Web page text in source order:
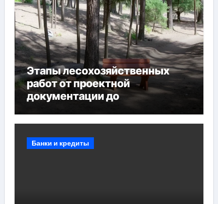
Этапы лесохозяйственных
работ от проектной
документации до
мероприятий и обустройства
Банки и кредиты